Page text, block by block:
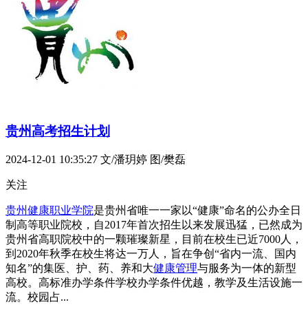
贵州高考招生计划
2024-12-01 10:35:27 文/潘玥婷 图/樊磊
关注
贵州健康职业学院是贵州省唯一一家以“健康”命名的公办全日
制高等职业院校，自2017年首次招生以来发展迅猛，已然成为
贵州省高职院校中的一颗璀璨新星，目前在校生已近7000人，
到2020年秋季在校生将达一万人，旨在争创“省内一流、国内
知名”的集医、护、药、养和大健康管理与服务为一体的新型
高校。高标准办学条件学校办学条件优越，教学及生活设施一
流。校园占...